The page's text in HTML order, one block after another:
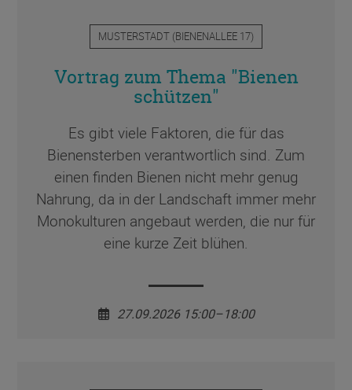
MUSTERSTADT (BIENENALLEE 17)
Vortrag zum Thema "Bienen
schützen"
Es gibt viele Faktoren, die für das
Bienensterben verantwortlich sind. Zum
einen finden Bienen nicht mehr genug
Nahrung, da in der Landschaft immer mehr
Monokulturen angebaut werden, die nur für
eine kurze Zeit blühen.
27.09.2026 15:00–18:00